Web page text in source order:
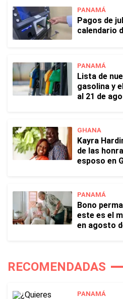
PANAMÁ
Pagos de
calendario
PANAMÁ
Lista de
gasolina y
al 21 de
GHANA
Kayra
de las
esposo en
PANAMÁ
Bono
este es el
en agosto
RECOMENDADAS
PANAMÁ